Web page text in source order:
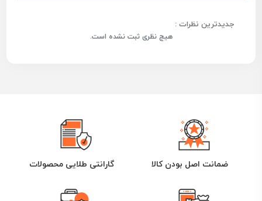
جدیدترین نظرات :
هیچ نظری ثبت نشده است.
ضمانت اصل بودن کالا گارانتی طلایی محصولات